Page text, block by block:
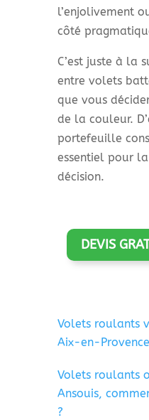
l’enjolivement
côté
C’est juste à la
entre volets
que vous
de la couleur.
portefeuille
essentiel pour
décision.
DEVIS
Volets roulants
Aix-en-
Volets roulants
Ansouis,
?